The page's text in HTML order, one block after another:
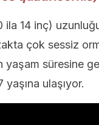
14 inç)
çok sessiz
yaşam süresine
ulaşıyor.